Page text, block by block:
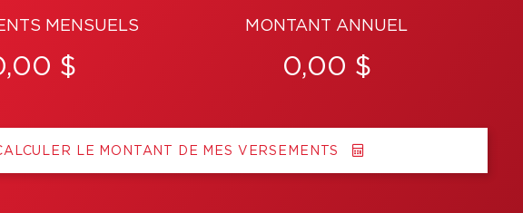
MENSUELS
$
MONTANT ANNUEL
0,00 $
LE MONTANT DE MES VERSEMENTS